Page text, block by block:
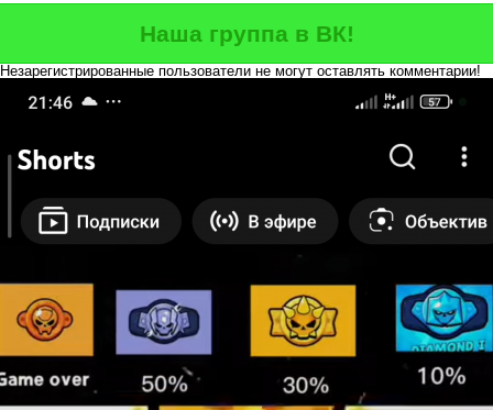
Наша группа в ВК!
Незарегистрированные пользователи не могут оставлять комментарии!